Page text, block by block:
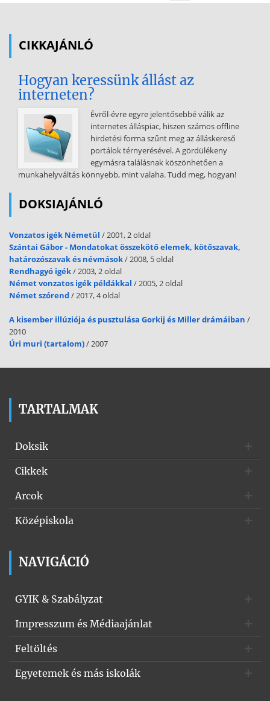
CIKKAJÁNLÓ
Hogyan keressünk állást az
interneten?
Évről-évre egyre jelentősebbé válik az
internetes álláspiac, hiszen számos offline
hirdetési forma szűnt meg az álláskereső
portálok térnyerésével. A gördülékeny
egymásra találásnak köszönhetően a
munkahelyváltás könnyebb, mint valaha. Tudd meg, hogyan!
DOKSIAJÁNLÓ
Vonzatos igék Németül / 2001, 2 oldal
Szántai Gábor - Mondatokat összekötő elemek, kötőszavak,
határozószavak és névmások/ 2008, 5 oldal
Rendhagyó igék/ 2003, 2 oldal
Német vonzatos igék példákkal / 2005, 2 oldal
Német szórend/ 2017, 4 oldal
A kisember illúziója és pusztulása Gorkij és Miller drámáiban /
2010
Úri muri (tartalom)/ 2007
TARTALMAK
Doksik
Cikkek
Arcok
Középiskola
NAVIGÁCIÓ
GYIK & Szabályzat
Impresszum és Médiaajánlat
Feltöltés
Egyetemek és más iskolák